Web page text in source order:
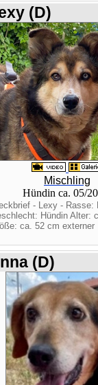
(D)
Mischling
Hündin ca. 05/
- Lexy - Rasse:
Hündin Alter:
ca. 52 cm externer
(D)